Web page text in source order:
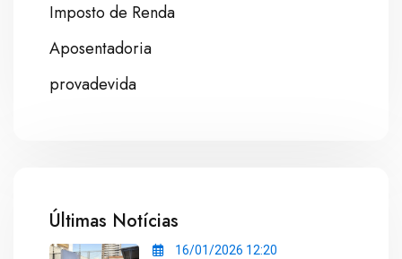
Imposto de Renda
Aposentadoria
provadevida
Últimas Notícias
16/01/2026 12:20